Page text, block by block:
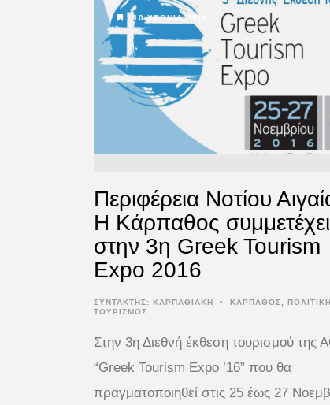
10 ΧΡΌΝΙΑ ΠΡΙΝ
Περιφέρεια Νοτίου
Η Κάρπαθος συμμετέχει
στην 3η Greek Tourism
Expo 2016
ΣΥΝΤΆΚΤΗΣ: ΚΑΡΠΑΘΙΑΚΗ • ΚΑΡΠΑΘΟΣ ΠΟΛΙΤΙΚΗ
ΤΟΥΡΙΣΜΟΣ
Στην 3η Διεθνή έκθεση τουρισμού της
“Greek Tourism Expo ’16” που θα
πραγματοποιηθεί στις 25 έως 27